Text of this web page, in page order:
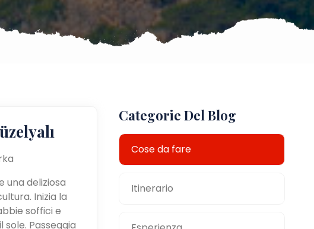
una deliziosa
Inizia la
soffici e
Passeggia
Categorie Del Blog
Cose da fare
Itinerario